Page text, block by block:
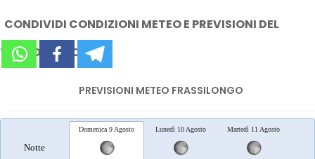
CONDIVIDI CONDIZIONI METEO E PREVISIONI DEL
TEMPO SUI SOCIAL
PREVISIONI METEO FRASSILONGO
Notte
Domenica 9 Agosto Lunedì 10 Agosto Martedì 11 Agosto